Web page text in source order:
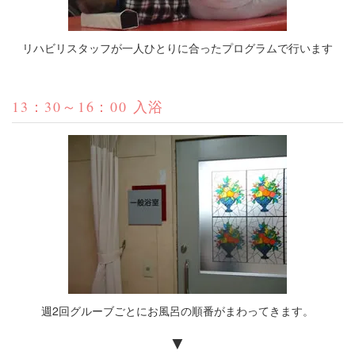
リハビリスタッフが一人ひとりに合ったプログラムで行います
13：30～16：00 入浴
週2回グルーブごとにお風呂の順番がまわってきます。
▼